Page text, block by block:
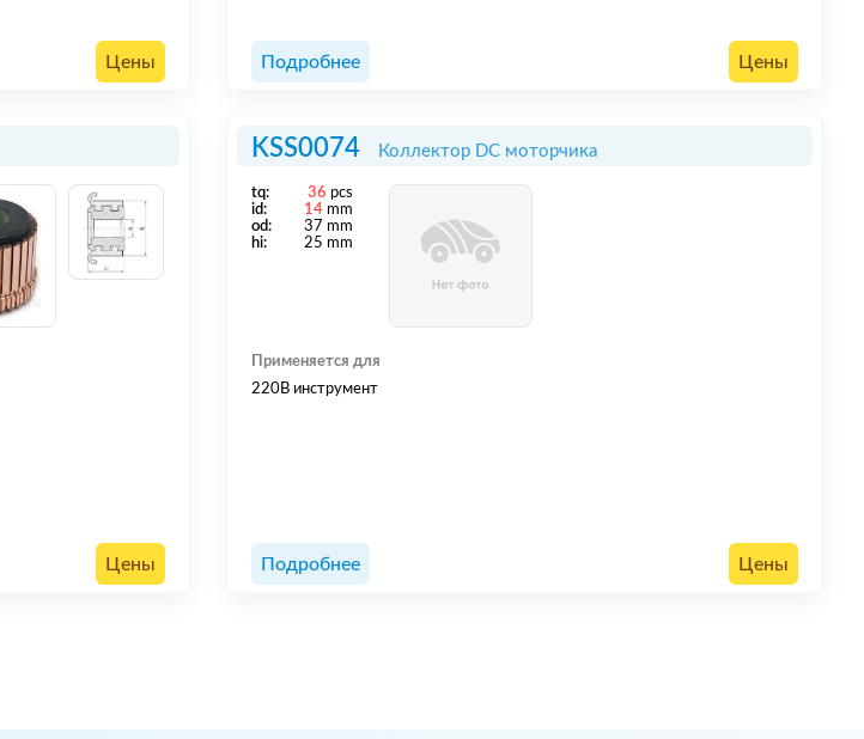
Цены Подробнее Цены
Цены
KSS0074 Коллектор DC моторчика
tq: 36 pcs
id:
14 mm
od:
37 mm
hi:
25 mm
Применяется для
220В инструмент
Подробнее Цены